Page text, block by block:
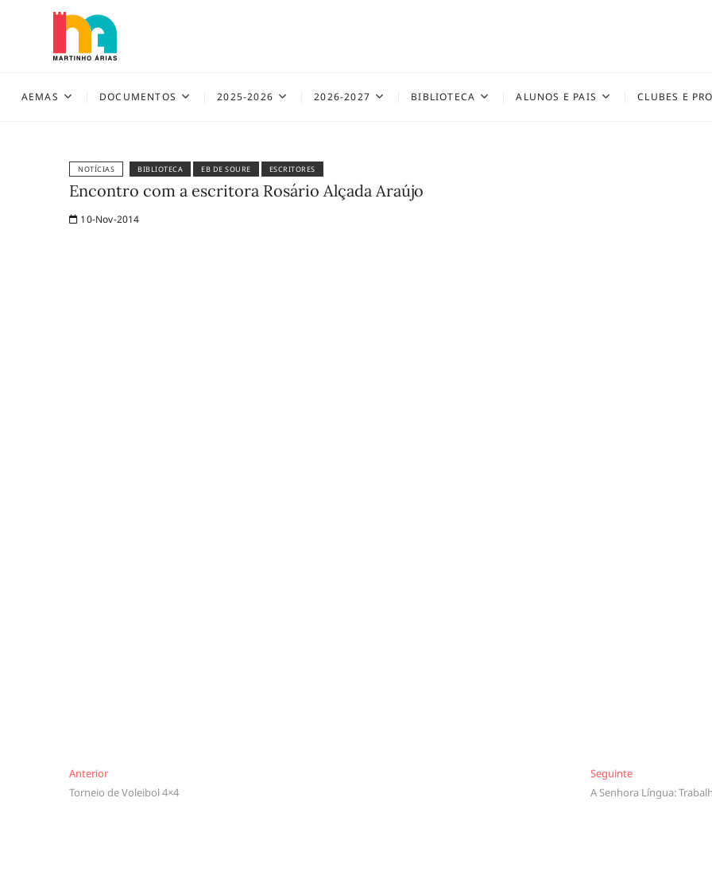
AEMAS DOCUMENTOS 2025-2026 2026-2027 BIBLIOTECA ALUNOS E PAIS CLUBES E
NOTÍCIAS BIBLIOTECA EB DE SOURE ESCRITORES
Encontro com a escritora Rosário Alçada Araújo
10-Nov-2014
Navegação
de
AnteriorAnterior
Torneio de Voleibol 4×4
SeguinteSeguinte
A Senhora Língua: